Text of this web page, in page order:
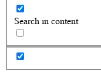
Search in content